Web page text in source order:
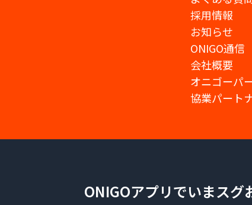
採用情報
お知らせ
ONIGO通信
会社概要
オニゴーパ
協業パート
ONIGOアプリでいまスグ